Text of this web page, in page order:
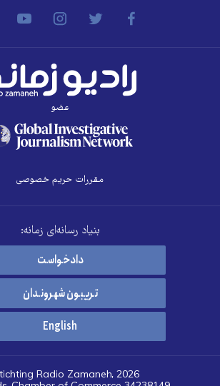
عضو
مقررات حریم خصوصی
بنیاد رسانه‌ای زمانه:
دادخواست
تریبون شهروندان
English
Radio Zamaneh, 2026